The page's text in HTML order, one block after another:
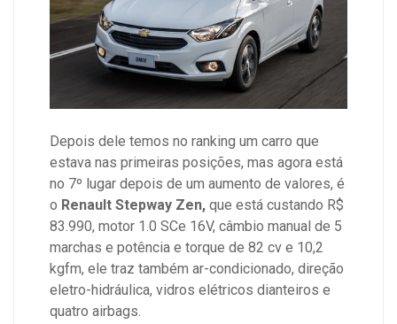
Depois dele temos no ranking um carro que
estava nas primeiras posições, mas agora está
no 7º lugar depois de um aumento de valores, é
o Renault Stepway Zen, que está custando R$
83.990, motor 1.0 SCe 16V, câmbio manual de 5
marchas e potência e torque de 82 cv e 10,2
kgfm, ele traz também ar-condicionado, direção
eletro-hidráulica, vidros elétricos dianteiros e
quatro airbags.